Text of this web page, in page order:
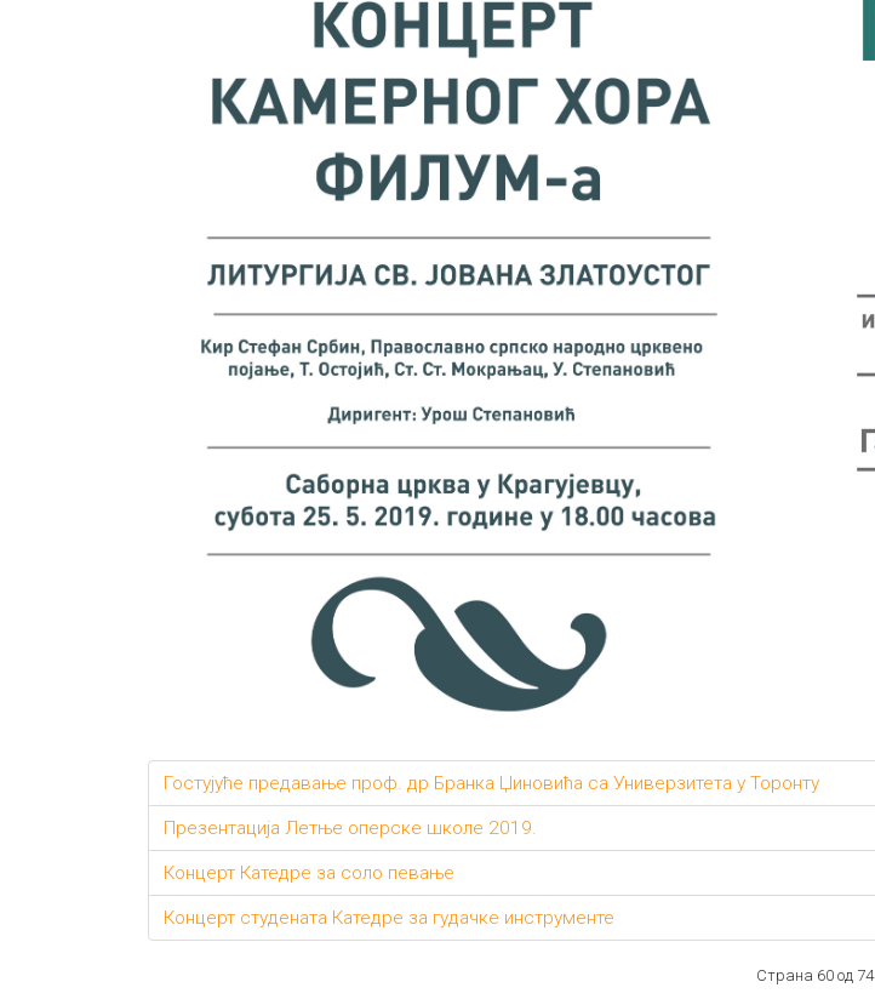
Гостујуће предавање проф. др Бранка Џиновића са Универзитета у Торонту
Презентација Летње оперске школе 2019.
Концерт Катедре за соло певање
Концерт студената Катедре за гудачке инструменте
Страна 60 од 74